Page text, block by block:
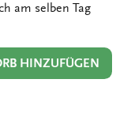
am selben Tag
HINZUFÜGEN